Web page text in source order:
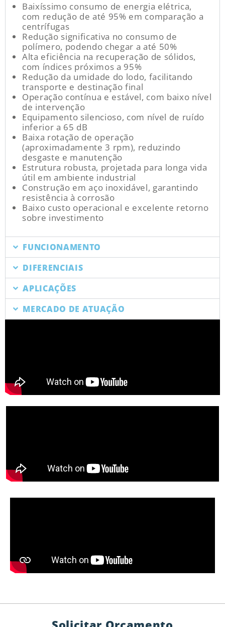
Baixíssimo consumo de energia elétrica,
com redução de até 95% em comparação a
centrífugas
Redução significativa no consumo de
polímero, podendo chegar a até 50%
Alta eficiência na recuperação de sólidos,
com índices próximos a 95%
Redução da umidade do lodo, facilitando
transporte e destinação final
Operação contínua e estável, com baixo nível
de intervenção
Equipamento silencioso, com nível de ruído
inferior a 65 dB
Baixa rotação de operação
(aproximadamente 3 rpm), reduzindo
desgaste e manutenção
Estrutura robusta, projetada para longa vida
útil em ambiente industrial
Construção em aço inoxidável, garantindo
resistência à corrosão
Baixo custo operacional e excelente retorno
sobre investimento
FUNCIONAMENTO
DIFERENCIAIS
APLICAÇÕES
MERCADO DE ATUAÇÃO